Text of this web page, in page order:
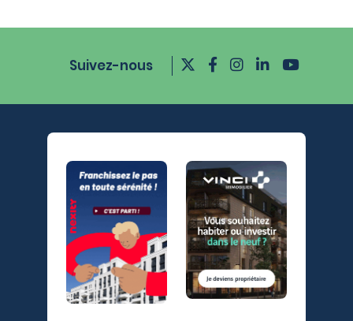
Suivez-nous